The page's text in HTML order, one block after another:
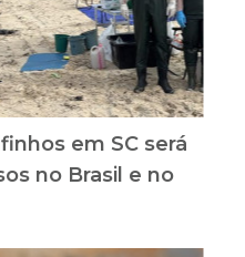
em SC será
no Brasil e no